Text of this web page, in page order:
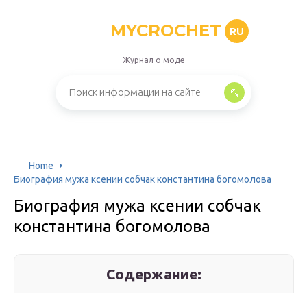
MYCROCHET RU
Журнал о моде
Home
Биография мужа ксении собчак константина богомолова
Биография мужа ксении собчак
константина богомолова
Содержание: